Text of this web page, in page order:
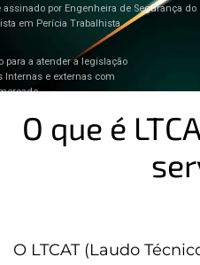
assinado por Engenheira de Segurança do
em Perícia Trabalhista .
para a atender a legislação
Internas e externas com
Assistência Técnica
O que é
O LTCAT (Laudo